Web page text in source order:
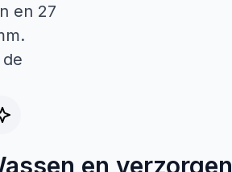
en 27
en verzorgen